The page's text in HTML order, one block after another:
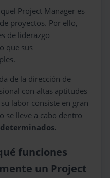
Project Manager es
proyectos. Por ello,
de liderazgo
que sus
de la dirección de
con altas aptitudes
labor consiste en gran
se lleve a cabo dentro
funciones
un Project